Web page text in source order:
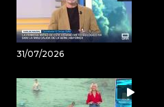
31/07/2026